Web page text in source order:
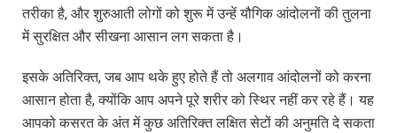
तरीका है, और शुरुआती लोगों को शुरू में उन्हें यौगिक आंदोलनों की तुलना
में सुरक्षित और सीखना आसान लग सकता है।
इसके अतिरिक्त, जब आप थके हुए होते हैं तो अलगाव आंदोलनों को करना
आसान होता है, क्योंकि आप अपने पूरे शरीर को स्थिर नहीं कर रहे हैं। यह
आपको कसरत के अंत में कुछ अतिरिक्त लक्षित सेटों की अनुमति दे सकता